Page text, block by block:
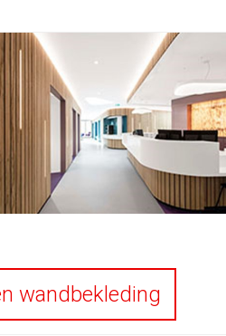
wandbekleding